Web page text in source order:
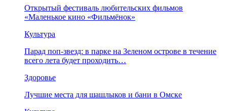
Открытый фестиваль любительских фильмов
«Маленькое кино «Фильмёнок»
Культура
Парад поп-звезд: в парке на Зеленом острове в течение
всего лета будет проходить…
Здоровье
Лучшие места для шашлыков и бани в Омске